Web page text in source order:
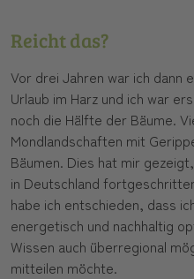
Reicht das?
Vor drei Jahren war ich dann
Urlaub im Harz und ich war
noch die Hälfte der Bäume.
Mondlandschaften mit
Bäumen. Dies hat mir
in Deutschland
habe ich entschieden, dass
energetisch und nachhaltig
Wissen auch überregional
mitteilen möchte.